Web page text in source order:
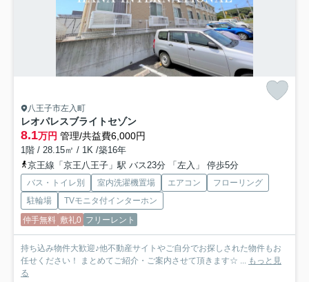
八王子市左入町
レオパレスブライトセゾン
8.1万円 管理/共益費6,000円
1階 / 28.15㎡ / 1K /築16年
京王線「京王八王子」駅 バス23分 「左入」 停歩5分
バス・トイレ別 室内洗濯機置場 エアコン
フローリング
駐輪場
TVモニタ付インターホン
仲手無料 敷礼0 フリーレント
持ち込み物件大歓迎♪他不動産サイトやご自分でお探しされた物件もお
任せください！ まとめてご紹介・ご案内させて頂きます☆ ...
もっと見
る